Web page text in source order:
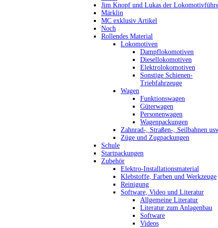
Jim Knopf und Lukas der
Märklin
MC exklusiv Artikel
Noch
Rollendes Material
Lokomotiven
Dampflokomotiven
Diesellokomotiven
Elektrolokomotiven
Sonstige Schienen-
Triebfahrzeuge
Wagen
Funktionswagen
Güterwagen
Personenwagen
Wagenpackungen
Zahnrad-, Straßen-, Seilbahnen
Züge und Zugpackungen
Schule
Startpackungen
Zubehör
Elektro-Installationsmaterial
Klebstoffe, Farben und Werkzeuge
Reinigung
Software, Video und Literatur
Allgemeine Literatur
Literatur zum Anlagenbau
Software
Videos